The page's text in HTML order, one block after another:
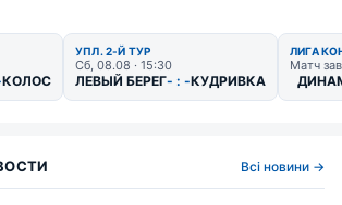
КОЛОС
УПЛ. 2-Й ТУР
Сб, 08.08 · 15:30
ЛЕВЫЙ БЕРЕГ- : -КУДРИВКА
ЛИГА
Матч
Всі новини →